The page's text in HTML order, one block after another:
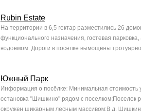
Rubin Estate
На территории в 6,5 гектар разместились 26
функционального назначения, гостевая
водоемом. Дороги в поселке вымощены
Южный Парк
Информация о посёлке: Минимальная стоимость
остановка "Шишкино" рядом с поселком;Поселок
окружен шикарным лесным массивом;В д,